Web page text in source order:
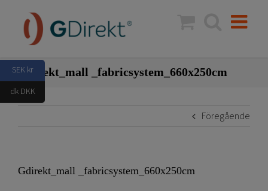
innehållet
Gdirekt_mall _fabricsystem_660x250cm
Föregående
Gdirekt_mall _fabricsystem_660x250cm
SEK kr
dk DKK